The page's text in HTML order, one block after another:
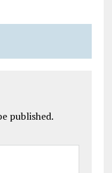
published.